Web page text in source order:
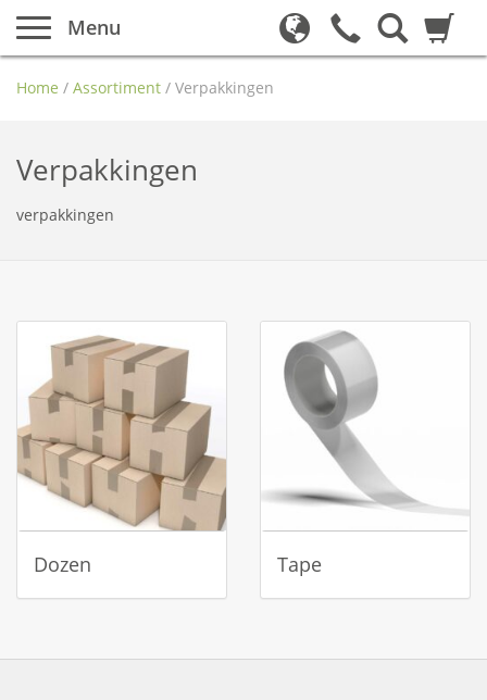
Menu
Home / Assortiment / Verpakkingen
Verpakkingen
verpakkingen
Dozen Tape